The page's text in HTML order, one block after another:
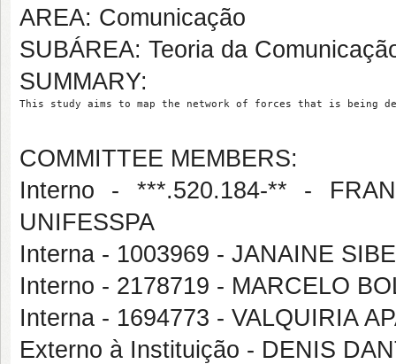
AREA: Comunicação
SUBÁREA: Teoria da
SUMMARY:
This study aims to map the network of forces that is being
COMMITTEE MEMBERS:
Interno - ***.520.184-** -
UNIFESSPA
Interna - 1003969 - JANAINE
Interno - 2178719 - MARCELO
Interna - 1694773 - VALQUIRIA
Externo à Instituição - DENIS